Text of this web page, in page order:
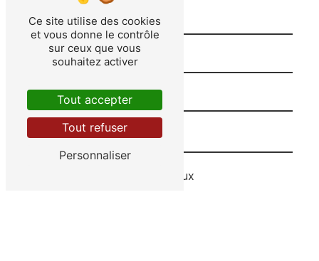
Combien font quatre plus deux
Ce site utilise des cookies
et vous donne le contrôle
sur ceux que vous
souhaitez activer
Tout accepter
Tout refuser
Personnaliser